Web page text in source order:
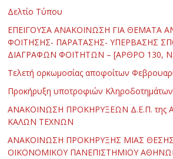
Δελτίο Τύπου
ΕΠΕΙΓΟΥΣΑ ΑΝΑΚΟΙΝΩΣΗ ΓΙΑ ΘΕΜΑΤΑ
ΦΟΙΤΗΣΗΣ- ΠΑΡΑΤΑΣΗΣ- ΥΠΕΡΒΑΣΗΣ
ΔΙΑΓΡΑΦΩΝ ΦΟΙΤΗΤΩΝ – [ΑΡΘΡΟ 130,
Τελετή ορκωμοσίας αποφοίτων
Προκήρυξη υποτροφιών
ΑΝΑΚΟΙΝΩΣΗ ΠΡΟΚΗΡΥΞΕΩΝ Δ.Ε.Π. της
ΚΑΛΩΝ ΤΕΧΝΩΝ
ΑΝΑΚΟΙΝΩΣΗ ΠΡΟΚΗΡΥΞΗΣ ΜΙΑΣ
ΟΙΚΟΝΟΜΙΚΟΥ ΠΑΝΕΠΙΣΤΗΜΙΟΥ